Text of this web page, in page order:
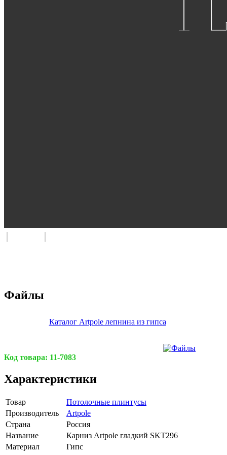
Файлы
Каталог Artpole лепнина из гипса
Код товара: 11-7083
Характеристики
Товар
Потолочные плинтусы
Производитель
Artpole
Страна
Россия
Название
Карниз Artpole гладкий SKT296
Материал
Гипс